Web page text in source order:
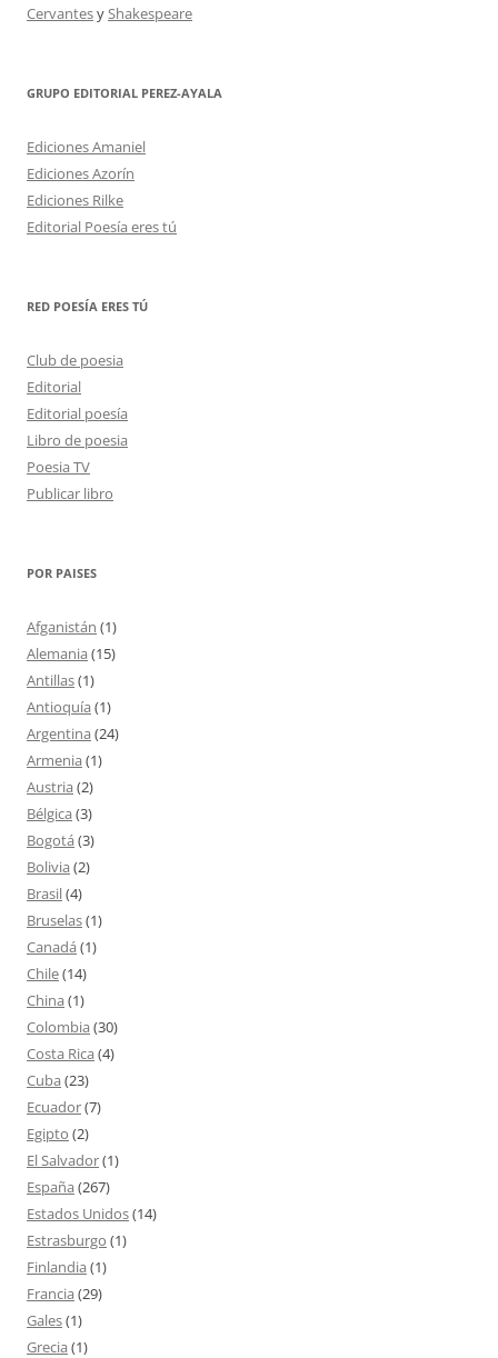
CervantesyShakespeare
GRUPO EDITORIAL PEREZ-AYALA
Ediciones Amaniel
Ediciones Azorín
Ediciones Rilke
Editorial Poesía eres tú
RED POESÍA ERES TÚ
Club de poesia
Editorial
Editorial poesía
Libro de poesia
Poesia TV
Publicar libro
POR PAISES
Afganistán (1)
Alemania (15)
Antillas(1)
Antioquía (1)
Argentina (24)
Armenia (1)
Austria (2)
Bélgica (3)
Bogotá (3)
Bolivia (2)
Brasil(4)
Bruselas(1)
Canadá (1)
Chile(14)
China (1)
Colombia (30)
Costa Rica (4)
Cuba (23)
Ecuador(7)
Egipto (2)
El Salvador(1)
España (267)
Estados Unidos(14)
Estrasburgo (1)
Finlandia (1)
Francia (29)
Gales(1)
Grecia (1)